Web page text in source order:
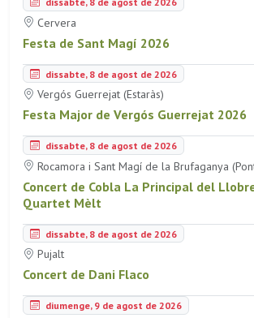
Cervera
Festa de Sant Magí 2026
dissabte, 8 de agost de 2026
Vergós Guerrejat (Estaràs)
Festa Major de Vergós Guerrejat 2026
dissabte, 8 de agost de 2026
Rocamora i Sant Magí de la Brufaganya
Concert de Cobla La Principal del
Quartet Mèlt
dissabte, 8 de agost de 2026
Pujalt
Concert de Dani Flaco
diumenge, 9 de agost de 2026